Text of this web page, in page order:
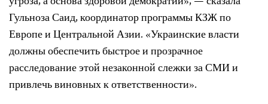
Гульноза Саид, координатор программы КЗЖ по
Европе и Центральной Азии. «Украинские власти
должны обеспечить быстрое и прозрачное
расследование этой незаконной слежки за СМИ и
привлечь виновных к ответственности».